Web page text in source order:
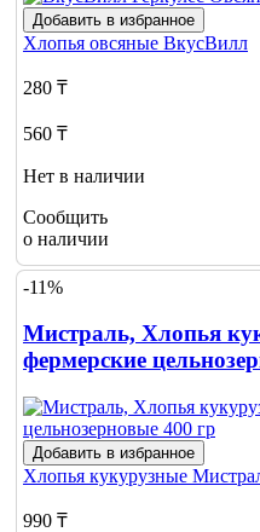
Добавить в избранное
Хлопья овсяные ВкусВилл
280 ₸
560 ₸
Нет в наличии
Сообщить
о наличии
-11%
Мистраль, Хлопья
фермерские
Добавить в избранное
Хлопья кукурузные
990 ₸